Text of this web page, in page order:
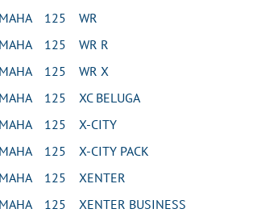
125 WR
125 WR R
125 WR X
125 XC BELUGA
125 X-CITY
125 X-CITY PACK
125 XENTER
125 XENTER BUSINESS